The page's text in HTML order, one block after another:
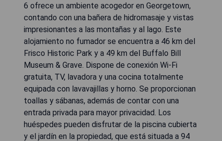
6 ofrece un ambiente acogedor en Georgetown,
contando con una bañera de hidromasaje y vistas
impresionantes a las montañas y al lago. Este
alojamiento no fumador se encuentra a 46 km del
Frisco Historic Park y a 49 km del Buffalo Bill
Museum & Grave. Dispone de conexión Wi-Fi
gratuita, TV, lavadora y una cocina totalmente
equipada con lavavajillas y horno. Se proporcionan
toallas y sábanas, además de contar con una
entrada privada para mayor privacidad. Los
huéspedes pueden disfrutar de la piscina cubierta
y el jardín en la propiedad, que está situada a 94